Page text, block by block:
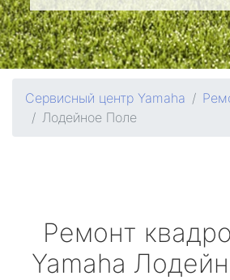
Сервисный центр Yamaha
Лодейное Поле
Ремонт
Yamaha